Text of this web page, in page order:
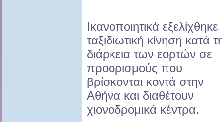
Ικανοποιητικά εξελίχθηκε
ταξιδιωτική κίνηση κατά
διάρκεια των εορτών σε
προορισμούς που
βρίσκονται κοντά στην
Αθήνα και διαθέτουν
χιονοδρομικά κέντρα.